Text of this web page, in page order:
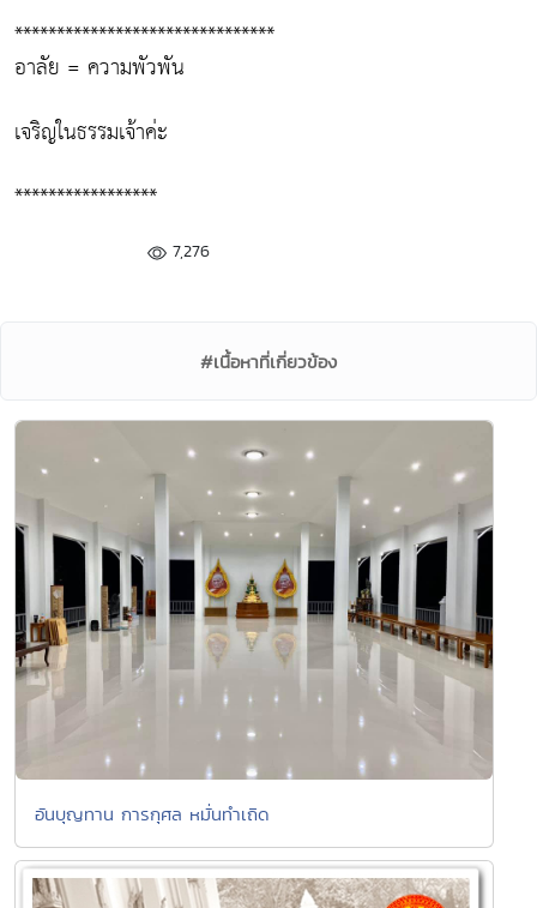
*******************************
อาลัย = ความพัวพัน
เจริญในธรรมเจ้าค่ะ
*****************
7,276
#เนื้อหาที่เกี่ยวข้อง
อันบุญทาน การกุศล หมั่นทำเถิด